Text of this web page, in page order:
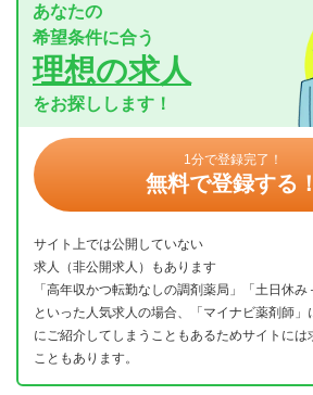
あなたの
希望条件に合う
理想の求人
をお探しします！
1分で登録完了！
無料で登録する！
サイト上では公開していない
求人（非公開求人）もあります
「高年収かつ転勤なしの調剤薬局」「土日休み
といった人気求人の場合、「マイナビ薬剤師
にご紹介してしまうこともあるためサイトに
こともあります。